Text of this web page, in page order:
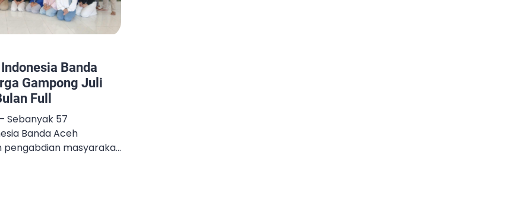
Banda
Gampong Juli
Full
Sebanyak 57
Banda Aceh
pengabdian masyarakat